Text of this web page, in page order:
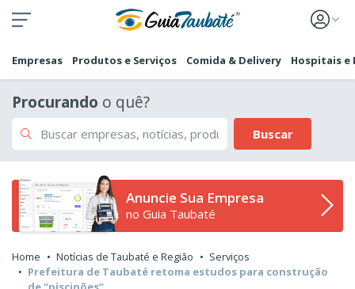
Empresas Produtos e Serviços Comida & Delivery Hospitais e
Procurando o quê?
Buscar
Anuncie Sua Empresa
no Guia Taubaté
Home Notícias de Taubaté e Região
Serviços
Prefeitura de Taubaté retoma estudos para construção